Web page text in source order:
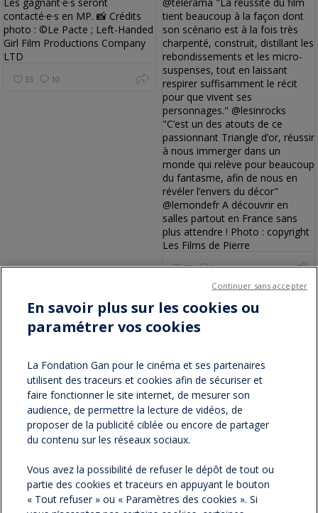
33 10
22 1
facebook
twitter
NOS NEWSLETTERS
NOS PARTENAIRES
En savoir plus sur les cookies ou
paramétrer vos cookies
La Fondation Gan pour le cinéma et ses partenaires
utilisent des traceurs et cookies afin de sécuriser et
faire fonctionner le site internet, de mesurer son
audience, de permettre la lecture de vidéos, de
proposer de la publicité ciblée ou encore de partager
du contenu sur les réseaux sociaux.
Vous avez la possibilité de refuser le dépôt de tout ou
partie des cookies et traceurs en appuyant le bouton
« Tout refuser » ou « Paramètres des cookies ». Si
Continuer sans accepter